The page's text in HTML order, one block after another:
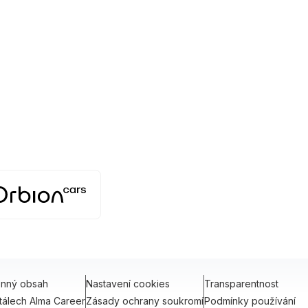
obsah Nastavení cookies
Transparentnost
Alma CareerZásady ochrany soukromíPodmínky používání